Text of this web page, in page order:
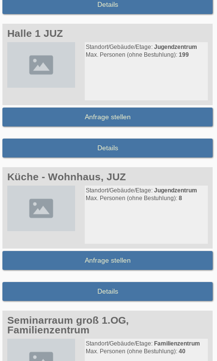
Details
Halle 1 JUZ
Standort/Gebäude/Etage: Jugendzentrum
Max. Personen (ohne Bestuhlung): 199
Anfrage stellen
Details
Küche - Wohnhaus, JUZ
Standort/Gebäude/Etage: Jugendzentrum
Max. Personen (ohne Bestuhlung): 8
Anfrage stellen
Details
Seminarraum groß 1.OG,
Familienzentrum
Standort/Gebäude/Etage: Familienzentrum
Max. Personen (ohne Bestuhlung): 40